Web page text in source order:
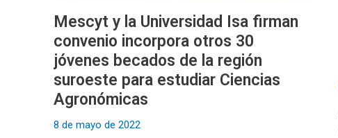
Mescyt y la Universidad Isa firman
convenio incorpora otros 30
jóvenes becados de la región
suroeste para estudiar Ciencias
Agronómicas
8 de mayo de 2022
región
suroeste
para
estudiar
Ciencias
Agronómicas